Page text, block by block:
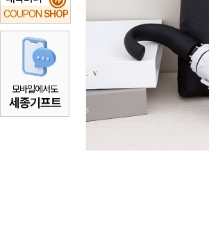
COUPON SHOP
모바일에서도
세종기프트